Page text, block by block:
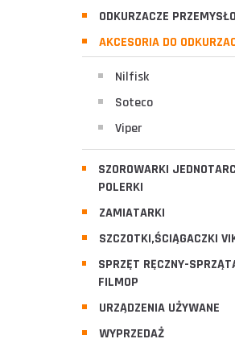
ODKURZACZE
AKCESORIA DO
Nilfisk
Soteco
Viper
SZOROWARKI
POLERKI
ZAMIATARKI
SZCZOTKI,ŚCIĄGACZKI
SPRZĘT RĘCZNY-
FILMOP
URZĄDZENIA UŻYWANE
WYPRZEDAŻ